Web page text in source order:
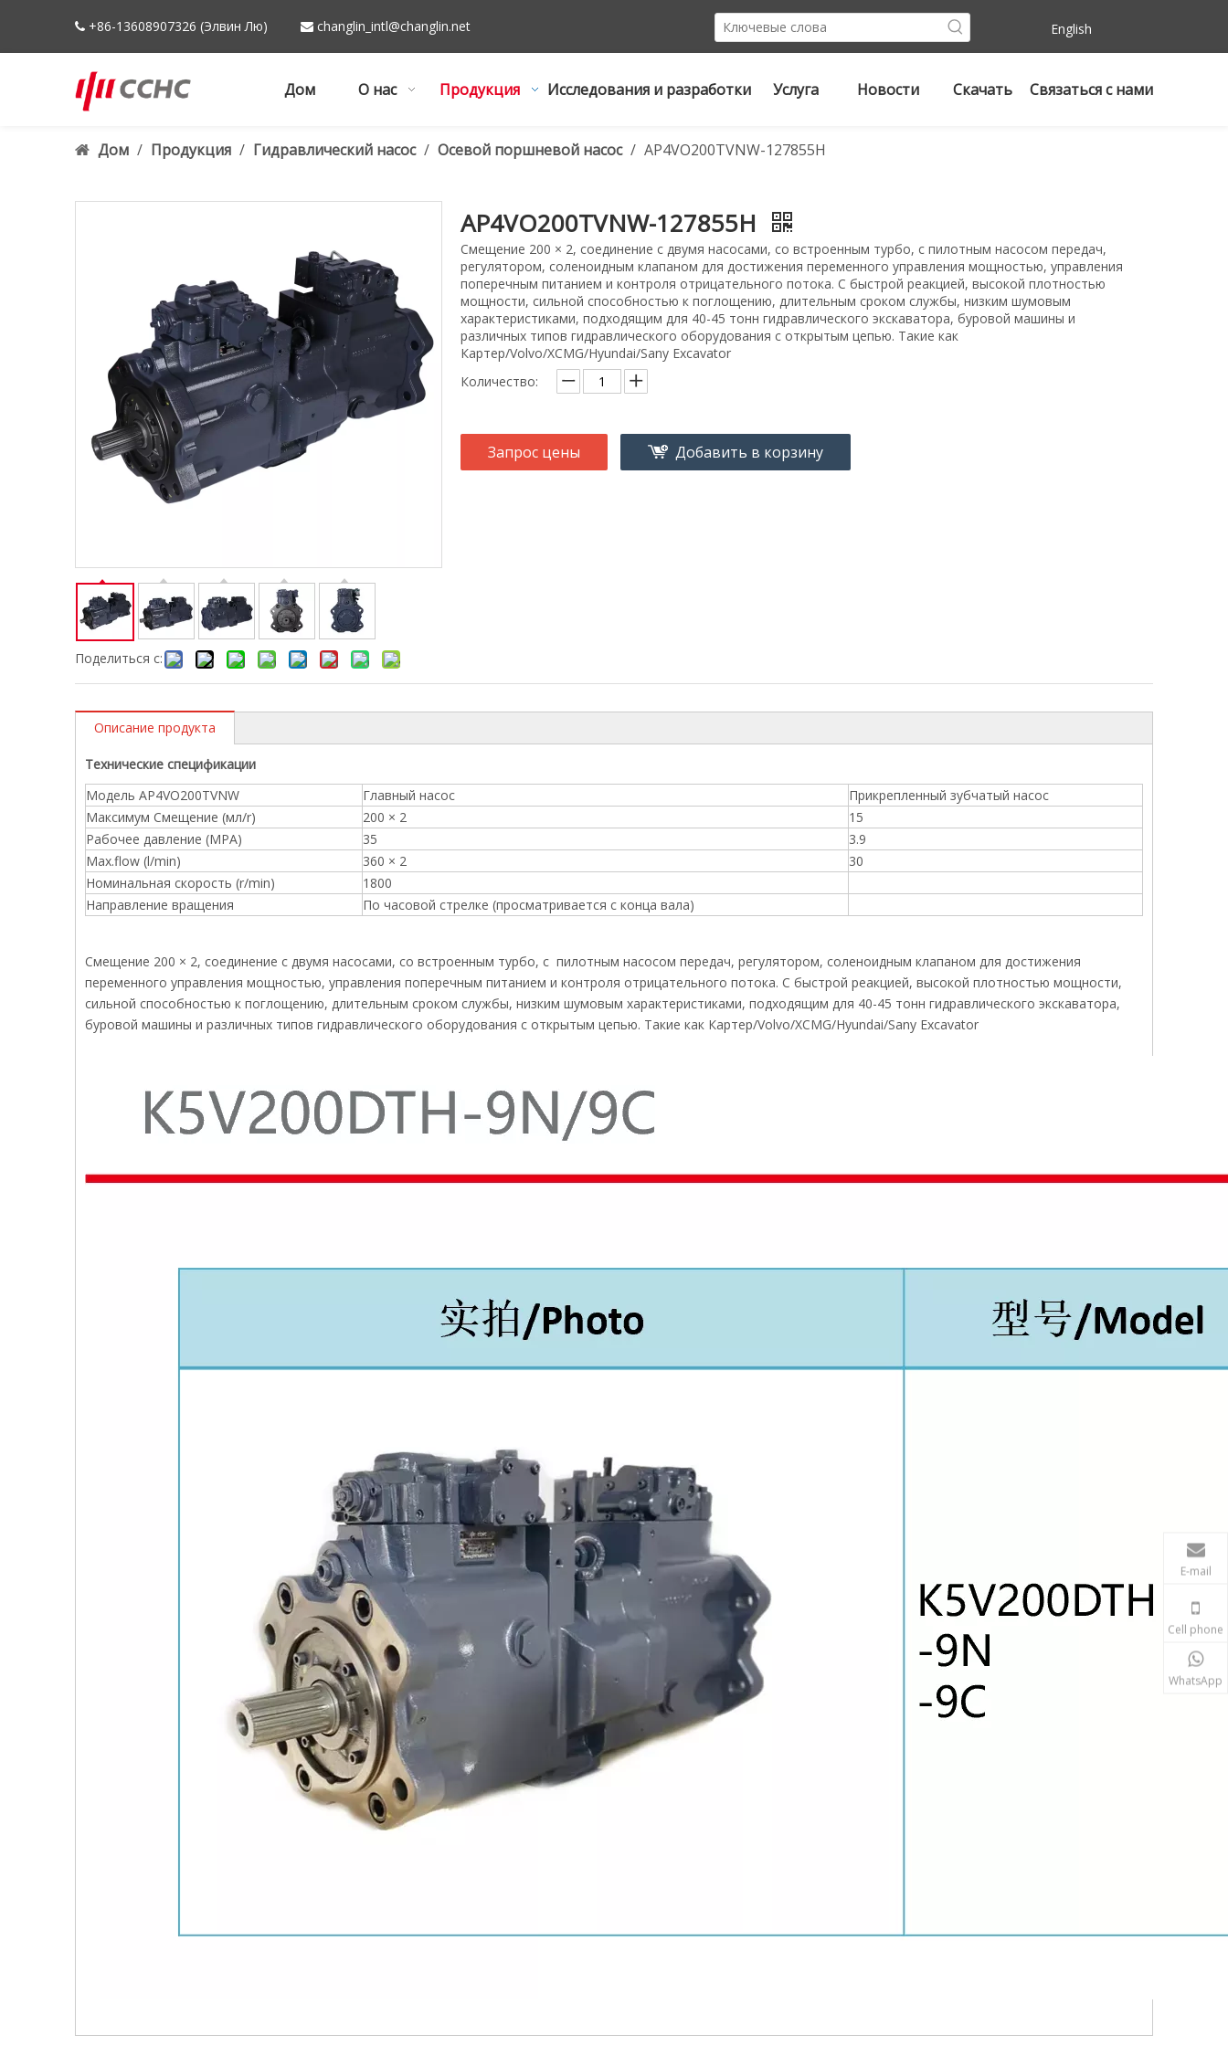
 +86-13608907326 (Элвин Лю)  changlin_intl@changlin.net English
Дом О нас Продукция Исследования и разработки Услуга Новости Скачать Связаться с нами
Дом / Продукция / Гидравлический насос / Осевой поршневой насос / AP4VO200TVNW-127855H
Поделиться с:
AP4VO200TVNW-127855H
Смещение 200 × 2, соединение с двумя насосами, со встроенным турбо, с пилотным насосом передач,
регулятором, соленоидным клапаном для достижения переменного управления мощностью, управления
поперечным питанием и контроля отрицательного потока. С быстрой реакцией, высокой плотностью
мощности, сильной способностью к поглощению, длительным сроком службы, низким шумовым
характеристиками, подходящим для 40-45 тонн гидравлического экскаватора, буровой машины и
различных типов гидравлического оборудования с открытым цепью. Такие как
Картер/Volvo/XCMG/Hyundai/Sany Excavator
Количество:
Запрос цены Добавить в корзину
Описание продукта
Технические спецификации
Модель AP4VO200TVNW
Главный насос
Прикрепленный зубчатый насос
Максимум Смещение (мл/r)
200 × 2
15
Рабочее давление (MPA)
35
3.9
Max.flow (l/min)
360 × 2
30
Номинальная скорость (r/min)
1800
Направление вращения
По часовой стрелке (просматривается с конца вала)
Смещение 200 × 2, соединение с двумя насосами, со встроенным турбо, с пилотным насосом передач, регулятором, соленоидным клапаном для достижения
переменного управления мощностью, управления поперечным питанием и контроля отрицательного потока. С быстрой реакцией, высокой плотностью мощности,
сильной способностью к поглощению, длительным сроком службы, низким шумовым характеристиками, подходящим для 40-45 тонн гидравлического экскаватора,
буровой машины и различных типов гидравлического оборудования с открытым цепью. Такие как Картер/Volvo/XCMG/Hyundai/Sany Excavator
E-mail
Cell phone
WhatsApp